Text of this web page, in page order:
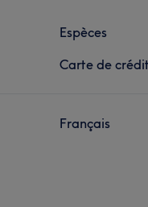
Espèces
Carte de
Français